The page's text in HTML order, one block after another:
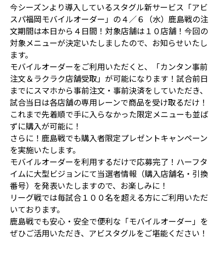
今シーズンより導入しているスタグル新サービス「アビ
スパ福岡モバイルオーダー」の４／６（水）鹿島戦の注
文期間は本日から４日間！対象店舗は１０店舗！今回の
対象メニューが決定いたしましたので、お知らせいたし
ます。
モバイルオーダーをご利用いただくと、「カンタン事前
注文＆ラクラク店舗受取」が可能になります！試合前日
までにスマホから事前注文・事前決済をしていただき、
試合当日は各店舗の専用レーンで商品を受け取るだけ！
これまで先着順で手に入らなかった限定メニューも並ば
ずに購入が可能に！
さらに！鹿島戦でも購入者限定プレゼントキャンペーン
を実施いたします。
モバイルオーダーを利用するだけで応募完了！ハーフタ
イムに大型ビジョンにて当選者情報（購入店舗名・引換
番号）を発表いたしますので、お楽しみに！
リーグ戦では毎試合１００名を超える方にご利用いただ
いております。
鹿島戦でも安心・安全で便利な「モバイルオーダー」を
ぜひご活用いただき、アビスタグルをご堪能ください！